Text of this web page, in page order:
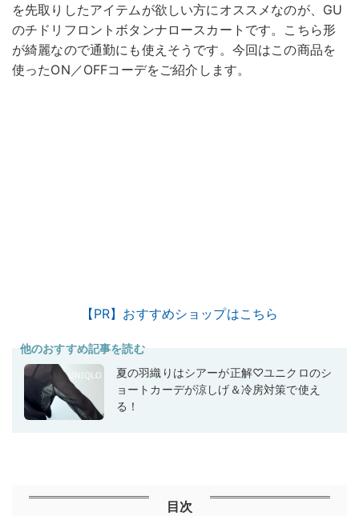
を先取りしたアイテムが欲しい方にオススメなのが、GU
のチドリフロントボタンナロースカートです。こちら形
が綺麗なので通勤にも使えそうです。今回はこの商品を
使ったON／OFFコーデをご紹介します。
【PR】おすすめショップはこちら
他のおすすめ記事を読む
夏の羽織りはシアーが正解♡ユニクロのシ
ョートカーデが涼しげ＆冷房対策で使え
る！
目次